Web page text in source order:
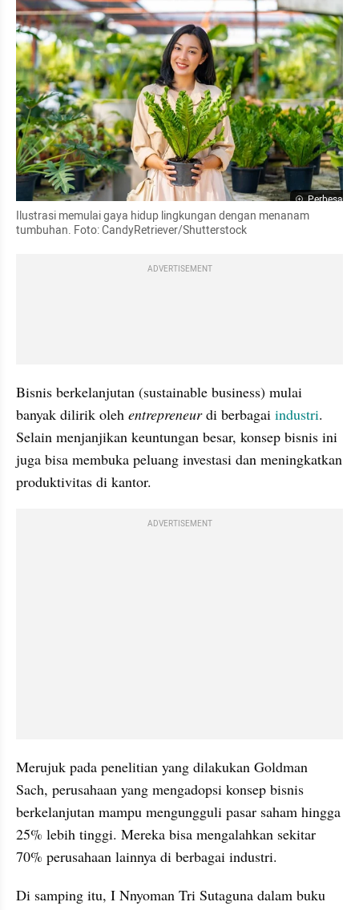
Perbesar
Ilustrasi memulai gaya hidup lingkungan dengan menanam
tumbuhan. Foto: CandyRetriever/Shutterstock
ADVERTISEMENT
Bisnis berkelanjutan (sustainable business) mulai
banyak dilirik oleh entrepreneur di berbagai industri.
Selain menjanjikan keuntungan besar, konsep bisnis ini
juga bisa membuka peluang investasi dan meningkatkan
produktivitas di kantor.
ADVERTISEMENT
Merujuk pada penelitian yang dilakukan Goldman
Sach, perusahaan yang mengadopsi konsep bisnis
berkelanjutan mampu mengungguli pasar saham hingga
25% lebih tinggi. Mereka bisa mengalahkan sekitar
70% perusahaan lainnya di berbagai industri.